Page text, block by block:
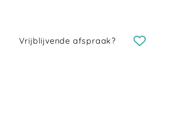
Vrijblijvende afspraak?